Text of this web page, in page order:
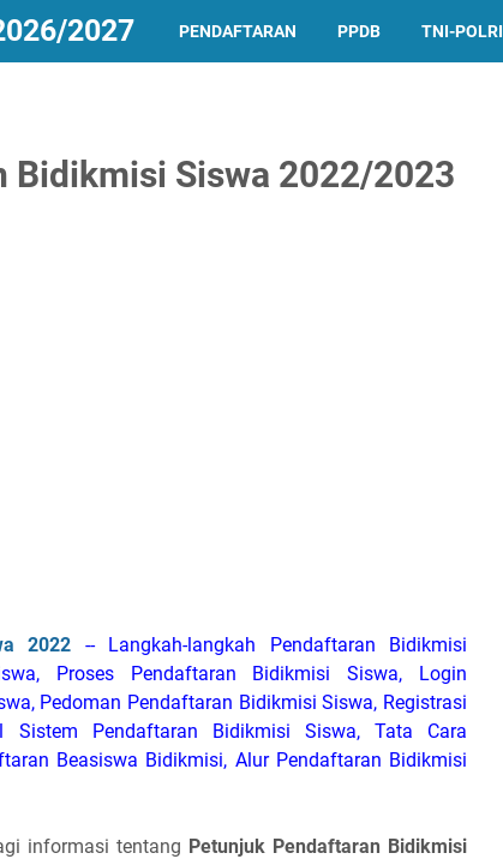
2027 PENDAFTARAN PPDB TNI-POLRI
Bidikmisi Siswa 2022/2023
2022 -- Langkah-langkah Pendaftaran Bidikmisi
Proses Pendaftaran Bidikmisi Siswa, Login
Pedoman Pendaftaran Bidikmisi Siswa, Registrasi
Sistem Pendaftaran Bidikmisi Siswa, Tata Cara
Beasiswa Bidikmisi, Alur Pendaftaran Bidikmisi
informasi tentang Petunjuk Pendaftaran Bidikmisi